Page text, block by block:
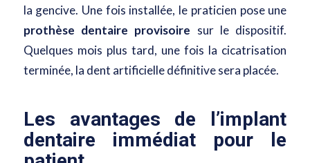
la gencive. Une fois installée, le praticien pose une
prothèse dentaire provisoire sur le dispositif.
Quelques mois plus tard, une fois la cicatrisation
terminée, la dent artificielle définitive sera placée.
Les avantages de l’implant
dentaire immédiat pour le